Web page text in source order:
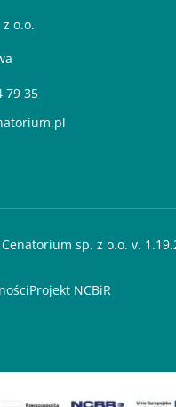
o.o.
79 35
sp. z o.o. v.
Projekt NCBiR